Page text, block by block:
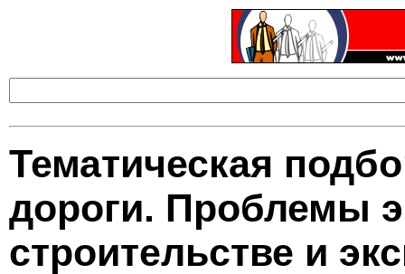
Тематическая
дороги. Проблемы
строительстве и